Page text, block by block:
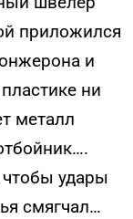
приложился
и
ни
металл
удары
смягчал…